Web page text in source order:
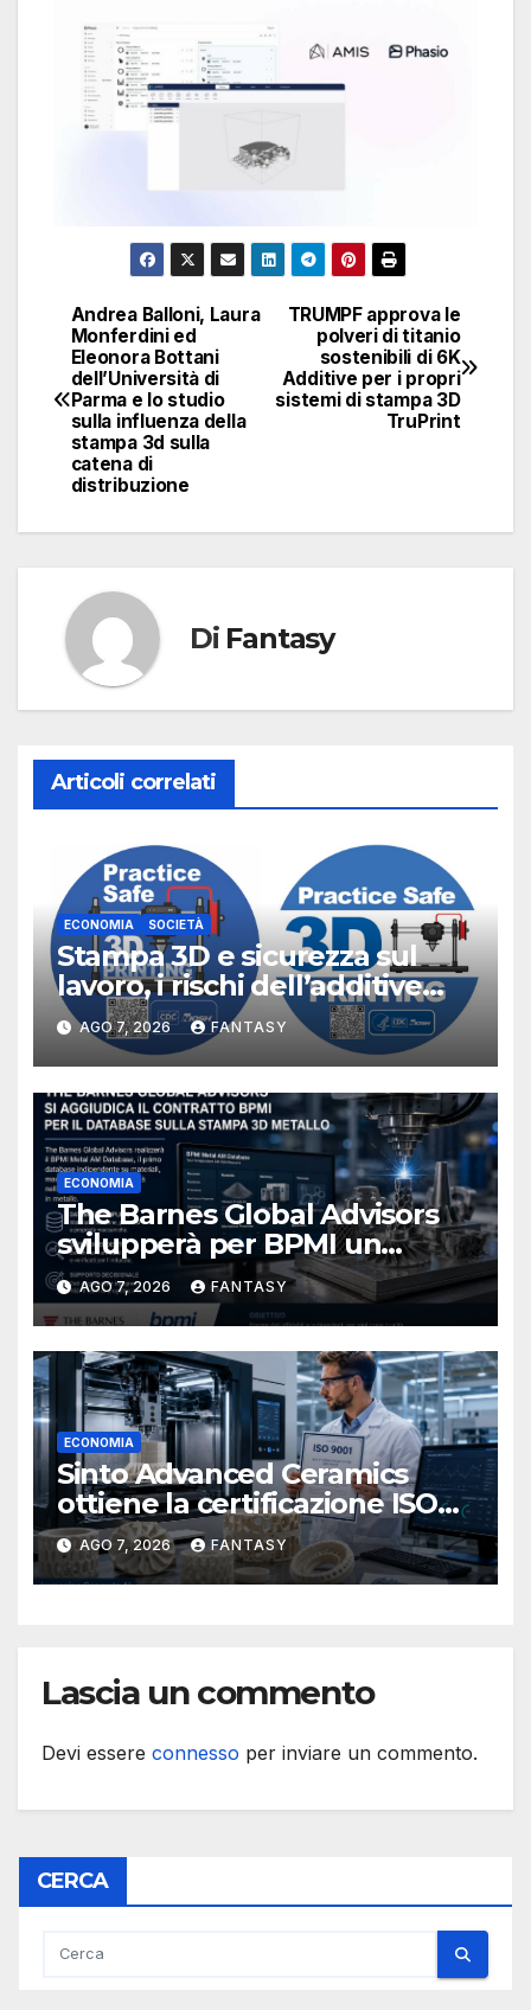
Navigazione
articoli
TRUMPF approva le
polveri di titanio
sostenibili di 6K
Additive per i propri
sistemi di stampa 3D
TruPrint
Andrea Balloni, Laura
Monferdini ed
Eleonora Bottani
dell’Università di
Parma e lo studio
sulla influenza della
stampa 3d sulla
catena di
distribuzione
Di Fantasy
Articoli correlati
ECONOMIA SOCIETÀ
Stampa 3D e sicurezza sul
lavoro, i rischi dell’additive
manufacturing secondo
NIOSH
AGO 7, 2026 FANTASY
ECONOMIA
The Barnes Global Advisors
svilupperà per BPMI un
database per la stampa 3D
metallica destinata alla filiera
navale statunitense
AGO 7, 2026 FANTASY
ECONOMIA
Sinto Advanced Ceramics
ottiene la certificazione ISO
9001 per la stampa 3D di
ceramiche tecniche
AGO 7, 2026 FANTASY
Lascia un commento
Devi essere connesso per inviare un commento.
CERCA